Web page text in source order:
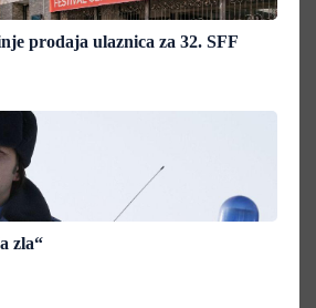
prodaja ulaznica za 32. SFF
zla“